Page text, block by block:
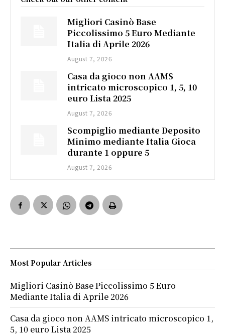
Migliori Casinò Base
Piccolissimo 5 Euro Mediante
Italia di Aprile 2026
August 7, 2026
Casa da gioco non AAMS
intricato microscopico 1, 5, 10
euro Lista 2025
August 7, 2026
Scompiglio mediante Deposito
Minimo mediante Italia Gioca
durante 1 oppure 5
August 7, 2026
Most Popular Articles
Migliori Casinò Base Piccolissimo 5 Euro
Mediante Italia di Aprile 2026
Casa da gioco non AAMS intricato microscopico 1,
5, 10 euro Lista 2025